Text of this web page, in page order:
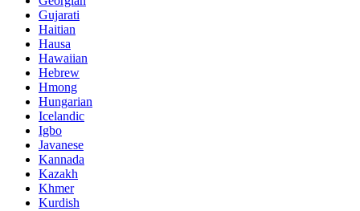
Gujarati
Haitian
Hausa
Hawaiian
Hebrew
Hmong
Hungarian
Icelandic
Igbo
Javanese
Kannada
Kazakh
Khmer
Kurdish